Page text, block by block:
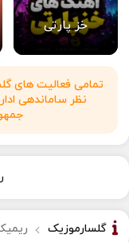
خز پارتی
تمامی فعالیت های
نظر ساماندهی
گلسارموزیک